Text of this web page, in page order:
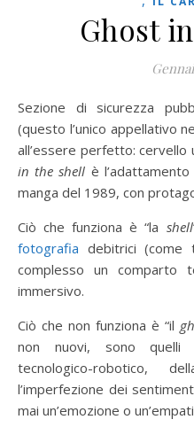
Ghost
Sezione di sicurezza pubblica numero 9. Il Maggiore
(questo l’unico appellativo
all’essere perfetto: cervello
in the shell è
manga del 1989, con
Ciò che funziona è “la shell
fotografia debitrici (come
complesso un comparto
immersivo.
Ciò che non funziona è “il
non nuovi, sono quelli
tecnologico-robotico,
l’imperfezione dei
mai un’emozione o